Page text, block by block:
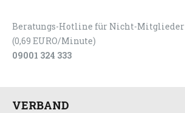
Beratungs-Hotline für Nicht-Mitglieder
(0,69 EURO/Minute)
09001 324 333
VERBAND